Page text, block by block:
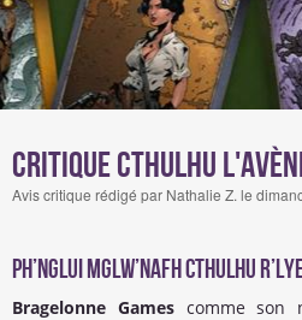
Critique Cthulhu
Avis critique rédigé par Nathalie Z. le
Ph’Nglui Mglw’Nafh Cthulhu
Bragelonne Gamescomme son